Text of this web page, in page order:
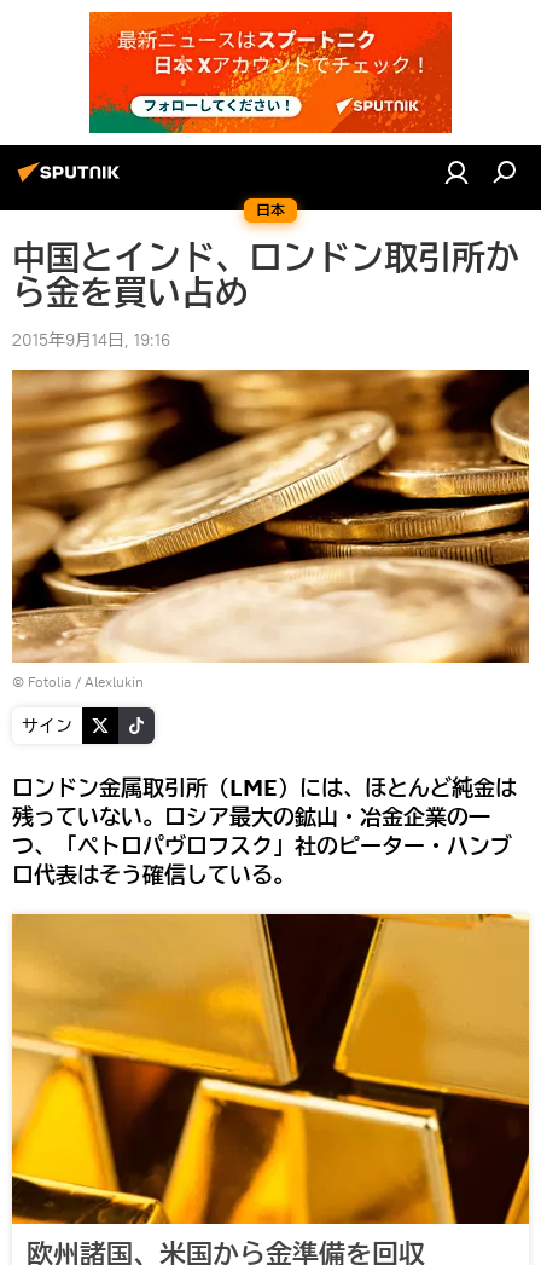
日本
中国とインド、ロンドン取引所か
ら金を買い占め
2015年9月14日, 19:16
© Fotolia / Alexlukin
サイン
ロンドン金属取引所（LME）には、ほとんど純金は
残っていない。ロシア最大の鉱山・冶金企業の一
つ、「ペトロパヴロフスク」社のピーター・ハンブ
ロ代表はそう確信している。
欧州諸国、米国から金準備を回収